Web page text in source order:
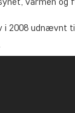
i 2008 udnævnt